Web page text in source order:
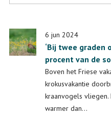
6 jun 2024
‘Bij twee graden
procent van de
Boven het Friese
krokusvakantie
kraanvogels
warmer dan…